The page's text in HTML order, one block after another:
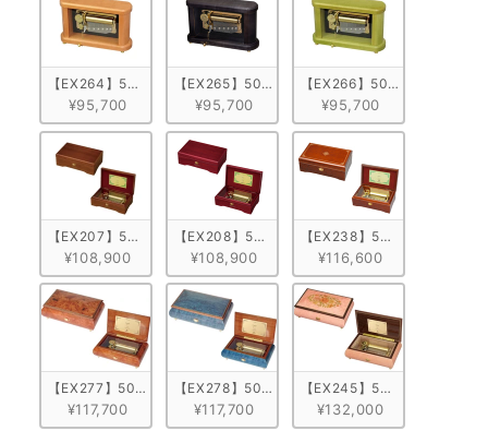
【EX264】50弁 ORPHEUS スクエア縦型 メープル　ブラウン
¥95,700
【EX265】50弁 ORPHEUS スクエア縦型 メープ
¥95,700
【EX266】50弁 ORPHEUS
¥95,700
【EX207】50弁 ORPHEUS マホガニー　ブラウン
¥108,900
【EX208】50弁 ORPHEUS マホガニー　ワイン
¥108,900
【EX238】50弁 ORPHEUS
¥116,600
【EX277】50弁 ORPHEUS 突板仕上げ　ブラウン
¥117,700
【EX278】50弁 ORPHEUS 突板仕上げ　ブルー
¥117,700
【EX245】50弁 ORPHEUS
¥132,000